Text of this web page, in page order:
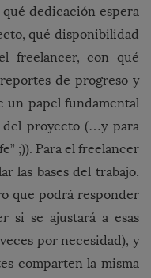
qué dedicación espera
qué disponibilidad
freelancer, con qué
de progreso y
un papel fundamental
del proyecto (…y para
;)). Para el freelancer
las bases del trabajo,
que podrá responder
si se ajustará a esas
por necesidad), y
comparten la misma